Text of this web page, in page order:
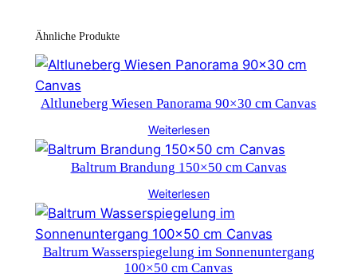
Ähnliche Produkte
Altluneberg Wiesen Panorama 90×30 cm Canvas
Weiterlesen
Baltrum Brandung 150×50 cm Canvas
Weiterlesen
Baltrum Wasserspiegelung im Sonnenuntergang
100×50 cm Canvas